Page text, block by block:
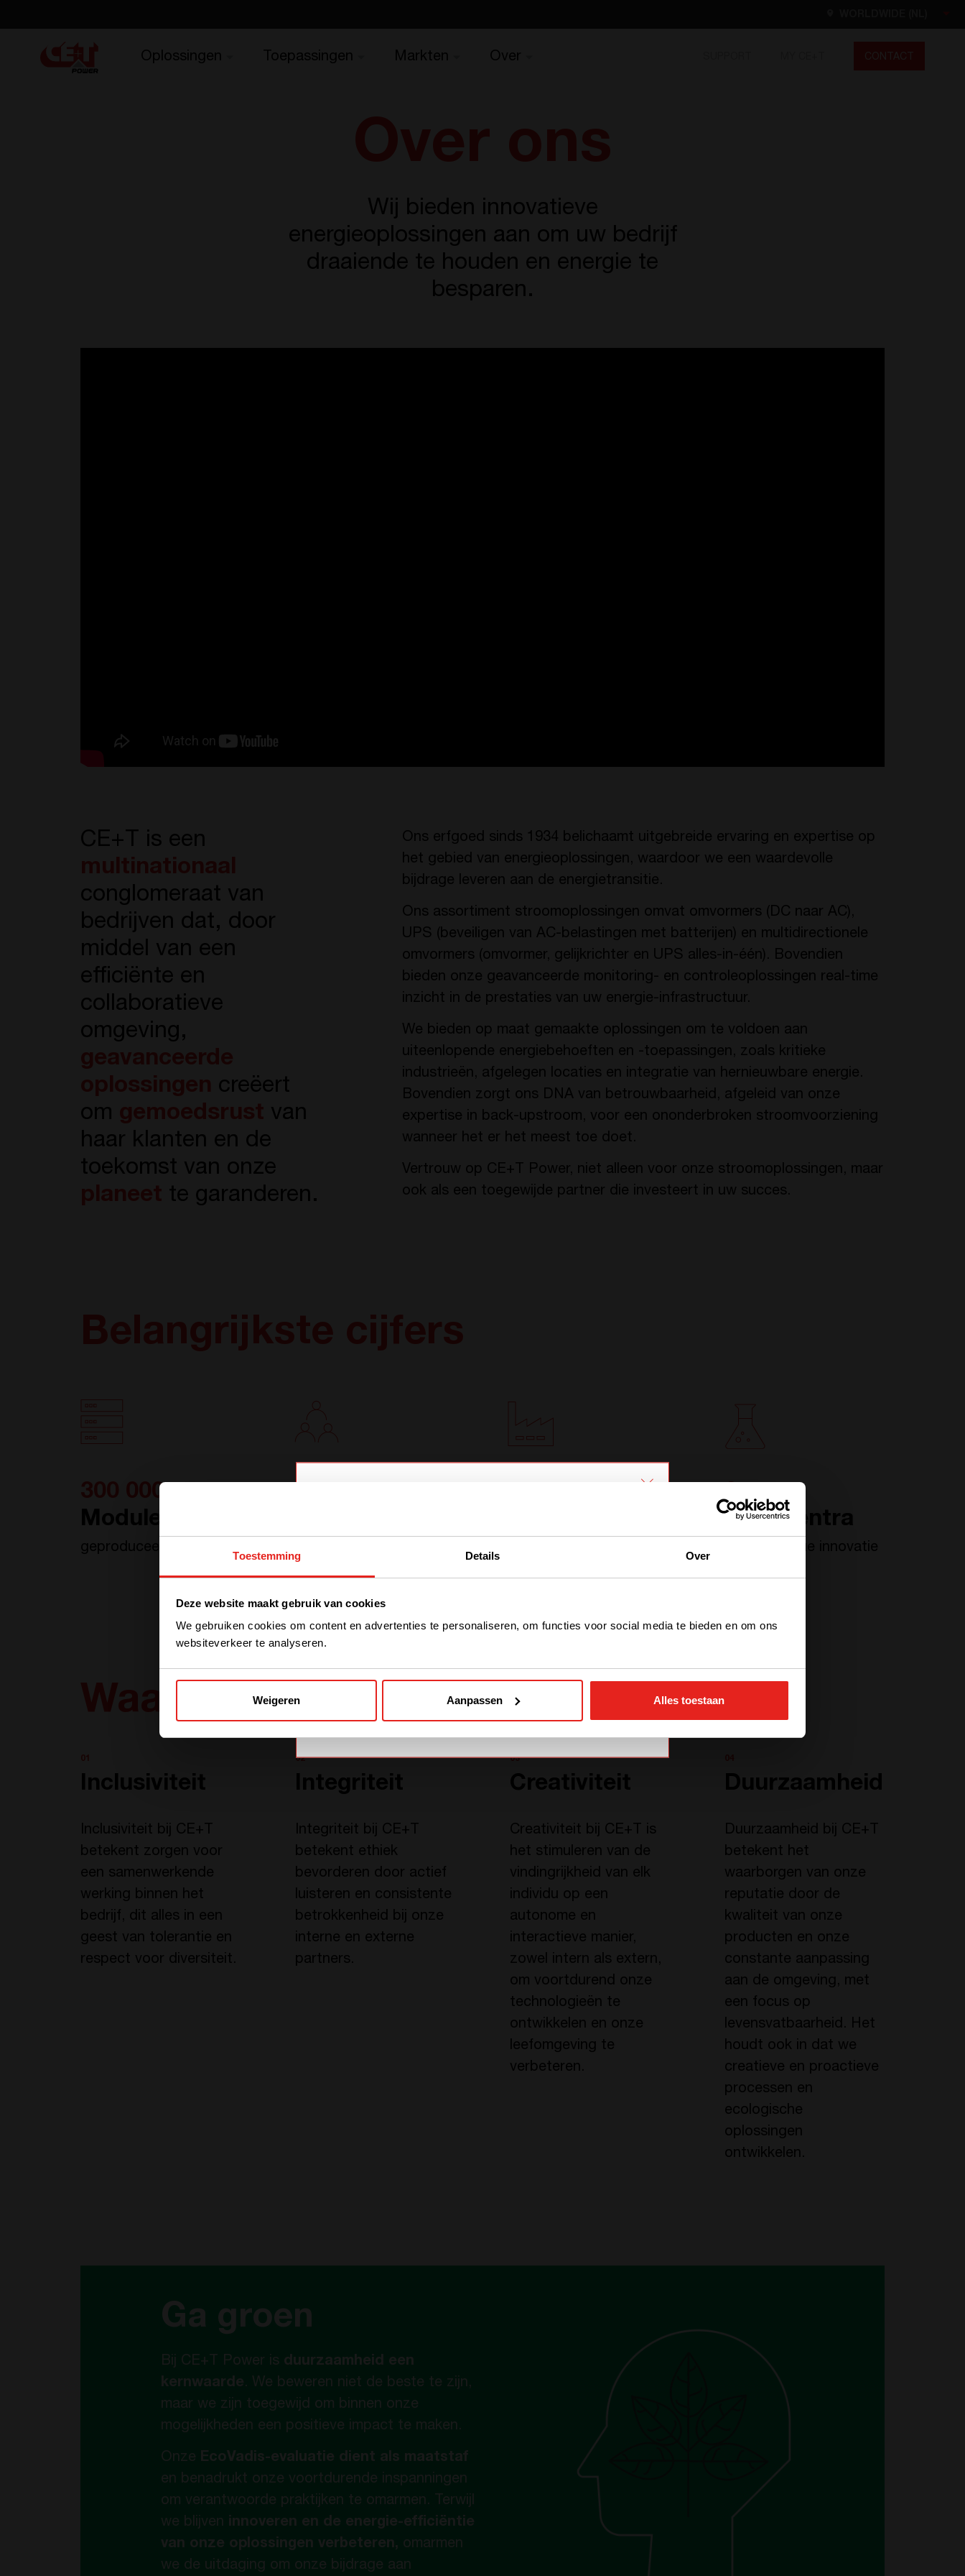
Toestemming Details Over
Deze website maakt gebruik van cookies
We gebruiken cookies om content en advertenties te personaliseren, om functies voor social media te bieden en om ons
websiteverkeer te analyseren.
Weigeren Aanpassen Alles toestaan
Oplossingen Toepassingen Markten Over
Wij bieden innovatieve
energieoplossingen aan om uw bedrijf
draaiende te houden en energie te
besparen.
CE+T is een
conglomeraat van
bedrijven dat, door
middel van een
efficiënte en
collaboratieve
omgeving,
creëert
om
van
haar klanten en de
toekomst van onze
te garanderen.
Ons erfgoed sinds 1934 belichaamt uitgebreide ervaring en expertise op
het gebied van energieoplossingen, waardoor we een waardevolle
bijdrage leveren aan de energietransitie.
Ons assortiment stroomoplossingen omvat omvormers (DC naar AC),
UPS (beveiligen van AC-belastingen met batterijen) en multidirectionele
omvormers (omvormer, gelijkrichter en UPS alles-in-één). Bovendien
bieden onze geavanceerde monitoring- en controleoplossingen real-time
inzicht in de prestaties van uw energie-infrastructuur.
We bieden op maat gemaakte oplossingen om te voldoen aan
uiteenlopende energiebehoeften en -toepassingen, zoals kritieke
industrieën, afgelegen locaties en integratie van hernieuwbare energie.
Bovendien zorgt ons DNA van betrouwbaarheid, afgeleid van onze
expertise in back-upstroom, voor een ononderbroken stroomvoorziening
wanneer het er het meest toe doet.
Vertrouw op CE+T Power, niet alleen voor onze stroomoplossingen, maar
ook als een toegewijde partner die investeert in uw succes.
300 000+
Modules
geproduceerd per jaar
3
R&D-centra
voor continue innovatie
Inclusiviteit
Inclusiviteit bij CE+T
betekent zorgen voor
een samenwerkende
werking binnen het
bedrijf, dit alles in een
geest van tolerantie en
respect voor diversiteit.
02
Integriteit
Integriteit bij CE+T
betekent ethiek
bevorderen door actief
luisteren en consistente
betrokkenheid bij onze
interne en externe
partners.
03
Creativiteit
Creativiteit bij CE+T is
het stimuleren van de
vindingrijkheid van elk
individu op een
autonome en
interactieve manier,
zowel intern als extern,
om voortdurend onze
technologieën te
ontwikkelen en onze
leefomgeving te
verbeteren.
Duurzaamheid
Duurzaamheid bij CE+T
betekent het
waarborgen van onze
reputatie door de
kwaliteit van onze
producten en onze
constante aanpassing
aan de omgeving, met
een focus op
levensvatbaarheid. Het
houdt ook in dat we
creatieve en proactieve
processen en
ecologische
oplossingen
ontwikkelen.
Ga groen
Bij CE+T Power is duurzaamheid een
kernwaarde. We beweren niet de beste te zijn,
maar we zijn toegewijd om binnen onze
mogelijkheden een positieve impact te maken.
Onze EcoVadis-evaluatie dient als maatstaf
en benadrukt onze voortdurende inspanningen
om verantwoorde praktijken te omarmen. Terwijl
we blijven innoveren en de energie-efficiëntie
van onze oplossingen verbeteren, omarmen
we de uitdaging om onze bijdrage aan
from another region. Please choose
SOLUTIONS (NORTH